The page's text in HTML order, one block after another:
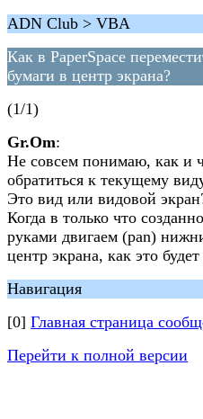
ADN Club > VBA
Как в PaperSpace
бумаги в центр экрана?
(1/1)
Gr.Om:
Не совсем понимаю, как и
обратиться к текущему
Это вид или видовой
Когда в только что
руками двигаем (pan)
центр экрана, как это
Навигация
[0] Главная страница
Перейти к полной версии